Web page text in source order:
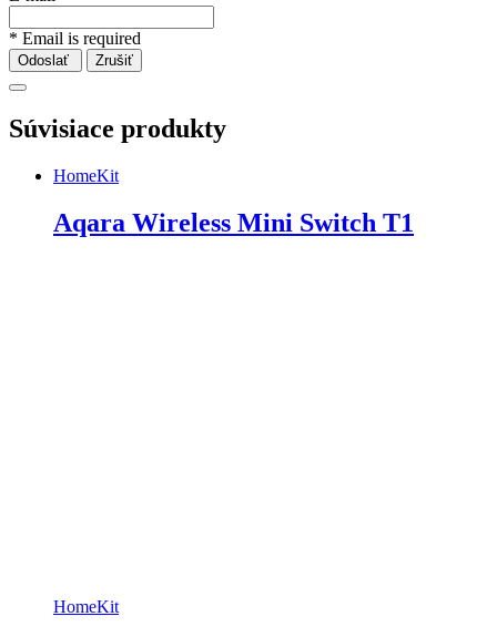
* Email is required
Odoslať Zrušiť
Súvisiace produkty
HomeKit
Aqara Wireless Mini Switch T1
HomeKit